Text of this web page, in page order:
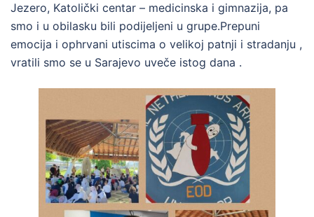
Jezero, Katolički centar – medicinska i gimnazija, pa
smo i u obilasku bili podijeljeni u grupe.Prepuni
emocija i ophrvani utiscima o velikoj patnji i stradanju ,
vratili smo se u Sarajevo uveče istog dana .